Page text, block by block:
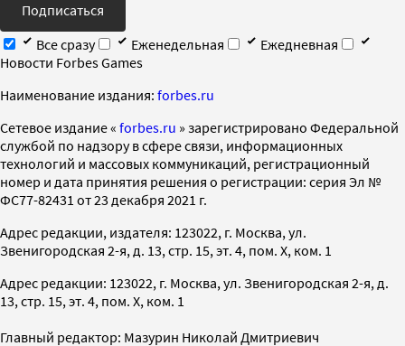
Подписаться
Все сразу
Еженедельная
Ежедневная
Новости Forbes Games
Наименование издания: forbes.ru
Cетевое издание « forbes.ru » зарегистрировано Федеральной
службой по надзору в сфере связи, информационных
технологий и массовых коммуникаций, регистрационный
номер и дата принятия решения о регистрации: серия Эл №
ФС77-82431 от 23 декабря 2021 г.
Адрес редакции, издателя: 123022, г. Москва, ул.
Звенигородская 2-я, д. 13, стр. 15, эт. 4, пом. X, ком. 1
Адрес редакции: 123022, г. Москва, ул. Звенигородская 2-я, д.
13, стр. 15, эт. 4, пом. X, ком. 1
Главный редактор: Мазурин Николай Дмитриевич